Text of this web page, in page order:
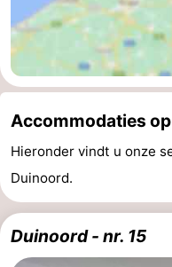
Accommodaties
Hieronder vindt u onze
Duinoord.
Duinoord - nr. 15